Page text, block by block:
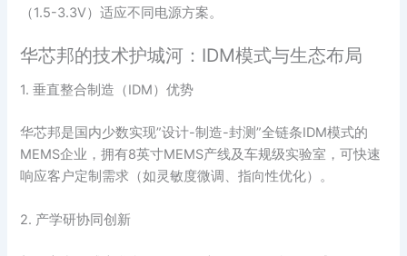
（1.5-3.3V）适应不同电源方案。
华芯邦的技术护城河：IDM模式与生态布局
1. 垂直整合制造（IDM）优势
华芯邦是国内少数实现”设计-制造-封测”全链条IDM模式的
MEMS企业，拥有8英寸MEMS产线及车规级实验室，可快速
响应客户定制需求（如灵敏度微调、指向性优化）。
2. 产学研协同创新